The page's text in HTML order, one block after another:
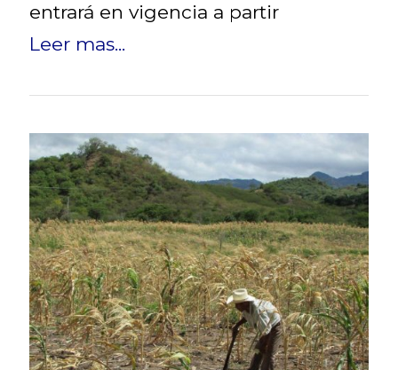
entrará en vigencia a partir
Leer mas...